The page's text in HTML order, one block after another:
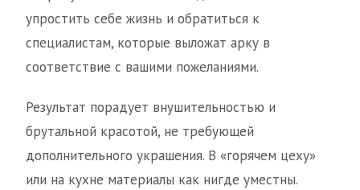
упростить себе жизнь и обратиться к
специалистам, которые выложат арку в
соответствие с вашими пожеланиями.
Результат порадует внушительностью и
брутальной красотой, не требующей
дополнительного украшения. В «горячем цеху»
или на кухне материалы как нигде уместны.